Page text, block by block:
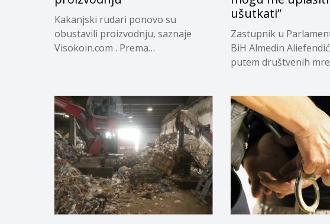
Kakanjski rudari ponovo su
obustavili proizvodnju, saznaje
Visokoin.com . Prema
ušutkati”
Zastupnik u
BiH Almedin
putem društvenih